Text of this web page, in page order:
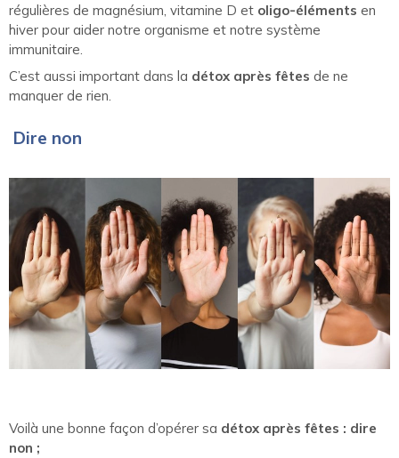
régulières de magnésium, vitamine D et oligo-éléments en
hiver pour aider notre organisme et notre système
immunitaire.
C’est aussi important dans la détox après fêtes de ne
manquer de rien.
Dire non
Voilà une bonne façon d’opérer sa détox après fêtes : dire
non ;